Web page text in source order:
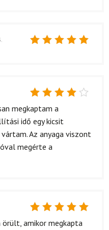
Értékelés:
4
megkaptam a
idő egy kicsit
Az anyaga viszont
megérte a
Értékelés:
örült, amikor megkapta